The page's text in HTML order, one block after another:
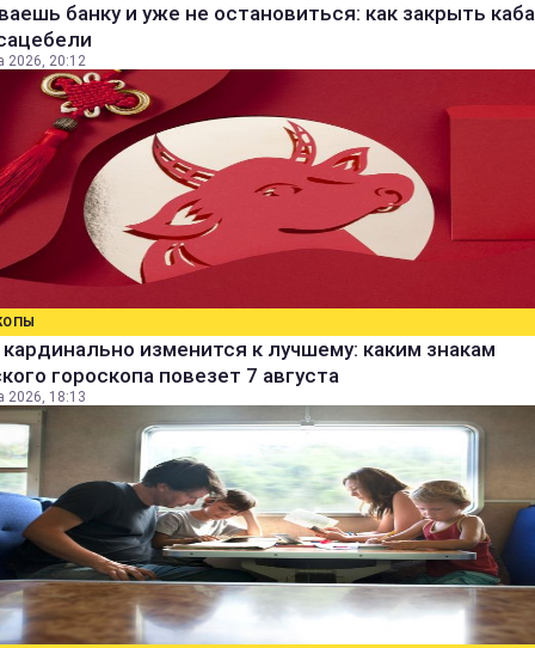
банку и уже не остановиться: как закрыть
2026, 20:12
изменится к лучшему: каким знакам
гороскопа повезет 7 августа
2026, 18:13